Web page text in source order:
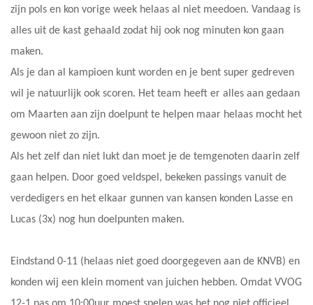
zijn pols en kon vorige week helaas al niet meedoen. Vandaag is
alles uit de kast gehaald zodat hij ook nog minuten kon gaan
maken.
Als je dan al kampioen kunt worden en je bent super gedreven
wil je natuurlijk ook scoren. Het team heeft er alles aan gedaan
om Maarten aan zijn doelpunt te helpen maar helaas mocht het
gewoon niet zo zijn.
Als het zelf dan niet lukt dan moet je de temgenoten daarin zelf
gaan helpen. Door goed veldspel, bekeken passings vanuit de
verdedigers en het elkaar gunnen van kansen konden Lasse en
Lucas (3x) nog hun doelpunten maken.
Eindstand 0-11 (helaas niet goed doorgegeven aan de KNVB) en
konden wij een klein moment van juichen hebben. Omdat VVOG